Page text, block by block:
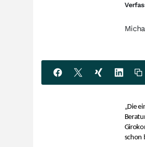
„Die
schon